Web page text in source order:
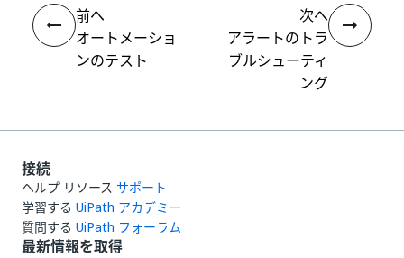
前へ
オートメーショ
ンのテスト
次へ
アラートのトラ
ブルシューティ
ング
接続
ヘルプ リソース サポート
学習する UiPath アカデミー
質問する UiPath フォーラム
最新情報を取得